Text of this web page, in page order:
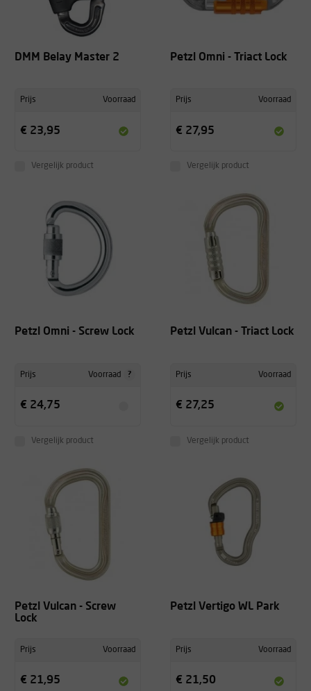
DMM Belay Master 2
Prijs Voorraad
€ 23,95
Vergelijk product
Petzl Omni - Triact Lock
Prijs Voorraad
€ 27,95
Vergelijk product
Petzl Omni - Screw Lock
Prijs Voorraad ?
€ 24,75
Vergelijk product
Petzl Vulcan - Triact Lock
Prijs Voorraad
€ 27,25
Vergelijk product
Petzl Vulcan - Screw
Lock
Prijs Voorraad
€ 21,95
Petzl Vertigo WL Park
Prijs Voorraad
€ 21,50